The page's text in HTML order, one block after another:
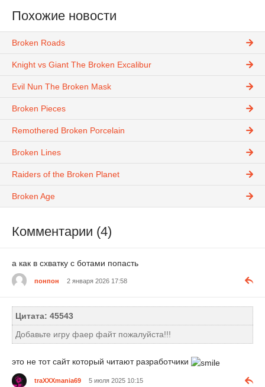
Похожие новости
Broken Roads
Knight vs Giant The Broken Excalibur
Evil Nun The Broken Mask
Broken Pieces
Remothered Broken Porcelain
Broken Lines
Raiders of the Broken Planet
Broken Age
Комментарии (4)
а как в схватку с ботами попасть
понпон 2 января 2026 17:58
Цитата: 45543
Добавьте игру фаер файт пожалуйста!!!
это не тот сайт который читают разработчики
traXXXmania69 5 июля 2025 10:15